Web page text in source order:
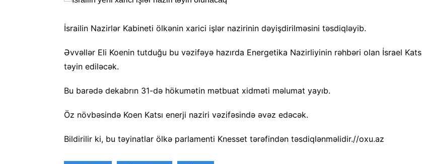
İsrailin Nazirlər Kabineti ölkənin xarici işlər nazirinin dəyişdirilməsini təsdiqləyib.
Əvvəllər Eli Koenin tutduğu bu vəzifəyə hazırda Energetika Nazirliyinin rəhbəri olan İsrael Kats
təyin ediləcək.
Bu barədə dekabrın 31-də hökumətin mətbuat xidməti məlumat yayıb.
Öz növbəsində Koen Katsı enerji naziri vəzifəsində əvəz edəcək.
Bildirilir ki, bu təyinatlar ölkə parlamenti Knesset tərəfindən təsdiqlənməlidir.//oxu.az